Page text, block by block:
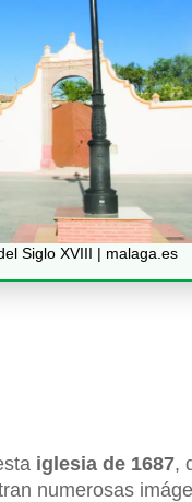
Siglo XVIII | malaga.es
iglesia de 1687,
numerosas